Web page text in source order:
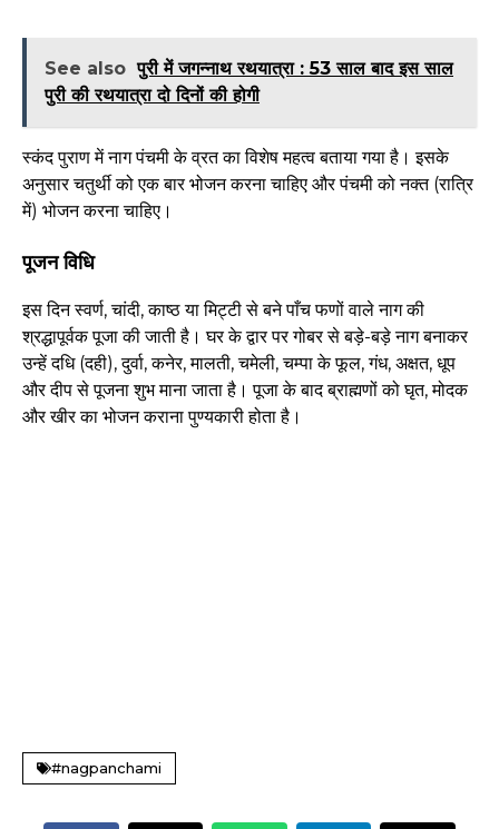
See also पुरी में जगन्नाथ रथयात्रा : 53 साल बाद इस साल
पुरी की रथयात्रा दो दिनों की होगी
स्कंद पुराण में नाग पंचमी के व्रत का विशेष महत्व बताया गया है। इसके
अनुसार चतुर्थी को एक बार भोजन करना चाहिए और पंचमी को नक्त (रात्रि
में) भोजन करना चाहिए।
पूजन विधि
इस दिन स्वर्ण, चांदी, काष्ठ या मिट्टी से बने पाँच फणों वाले नाग की
श्रद्धापूर्वक पूजा की जाती है। घर के द्वार पर गोबर से बड़े-बड़े नाग बनाकर
उन्हें दधि (दही), दुर्वा, कनेर, मालती, चमेली, चम्पा के फूल, गंध, अक्षत, धूप
और दीप से पूजना शुभ माना जाता है। पूजा के बाद ब्राह्मणों को घृत, मोदक
और खीर का भोजन कराना पुण्यकारी होता है।
#nagpanchami